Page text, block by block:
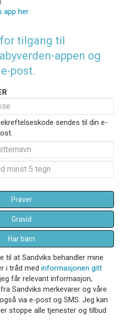
app her
tilgang til
appen og
post.
sendes til din e-
Prøver
Gravid
Har barn
til at Sandviks behandler mine
i tråd med informasjonen gitt
får relevant informasjon,
Sandviks merkevarer og våre
via e-post og SMS. Jeg kan
stoppe alle tjenester og tilbud